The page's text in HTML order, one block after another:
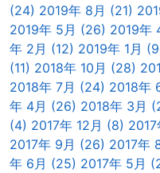
(24) 2019年 8月 (21)
2019年 5月 (26) 2019年
年 2月 (12) 2019年 1月
(11) 2018年 10月 (28)
2018年 7月 (24) 2018年
年 4月 (26) 2018年 3月
(4) 2017年 12月 (8) 2017
2017年 9月 (26) 2017年
年 6月 (25) 2017年 5月